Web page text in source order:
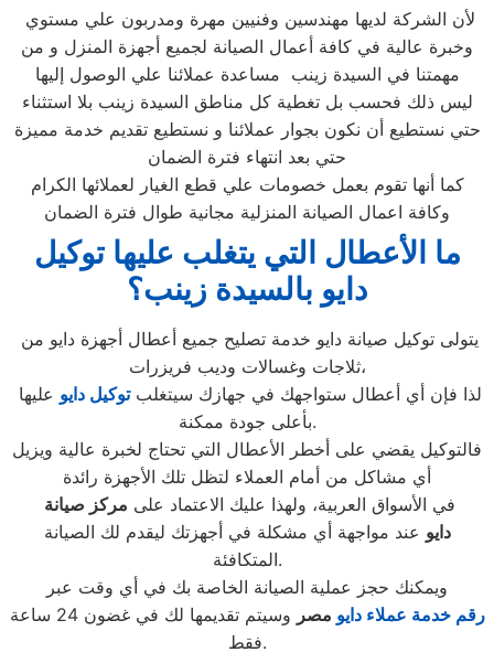
وخبرة عالية في كافة أعمال الصيانة لجميع أجهزة المنزل و من
مهمتنا في السيدة زينب مساعدة عملائنا علي الوصول إليها
ليس ذلك فحسب بل تغطية كل مناطق السيدة زينب بلا استثناء
حتي نستطيع أن نكون بجوار عملائنا و نستطيع تقديم خدمة مميزة
حتي بعد انتهاء فترة الضمان
كما أنها تقوم بعمل خصومات علي قطع الغيار لعملائها الكرام
وكافة اعمال الصيانة المنزلية مجانية طوال فترة الضمان
ما الأعطال التي يتغلب عليها توكيل
دايو بالسيدة زينب؟
ثلاجات وغسالات وديب فريزرات،
لذا فإن أي أعطال ستواجهك في جهازك سيتغلبتوكيل دايو عليها
بأعلى جودة ممكنة.
فالتوكيل يقضي على أخطر الأعطال التي تحتاج لخبرة عالية ويزيل
أي مشاكل من أمام العملاء لتظل تلك الأجهزة رائدة
في الأسواق العربية، ولهذا عليك الاعتماد على مركز صيانة
دايو عند مواجهة أي مشكلة في أجهزتك ليقدم لك الصيانة
المتكافئة.
ويمكنك حجز عملية الصيانة الخاصة بك في أي وقت عبر
رقمخدمة عملاء دايو مصر
وسيتم تقديمها لك في غضون 24 ساعة
فقط.